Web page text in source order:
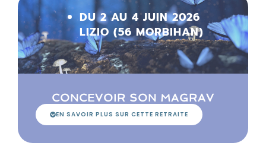
DU 2 AU 4 JUIN 2026
LIZIO (56 MORBIHAN)
CONCEVOIR SON MAGRAV
EN SAVOIR PLUS SUR CETTE RETRAITE